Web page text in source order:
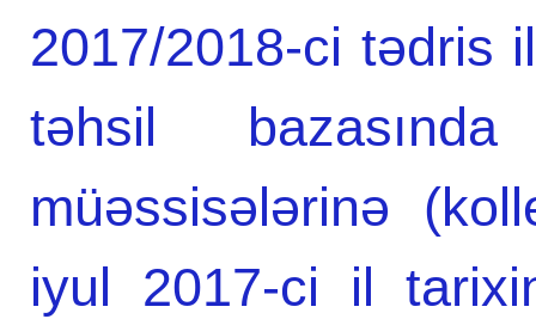
2017/2018-ci tədris
təhsil
müəssisələrinə
iyul 2017-ci il